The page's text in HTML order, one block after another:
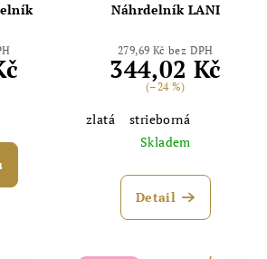
Náhrdelník LANI
279,69 Kč bez DPH
344,02 Kč
(–24 %)
zlatá
strieborná
Skladem
Detail